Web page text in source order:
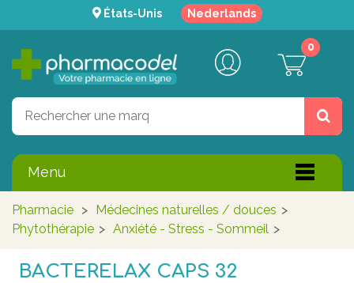
États-Unis Nederlands
0
Menu
Pharmacie > Médecines naturelles / douces >
Phytothérapie > Anxiété - Stress - Sommeil >
BACTERELAX CAPS 32